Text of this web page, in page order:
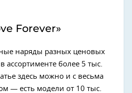
Forever»
наряды разных ценовых
ассортименте более 5 тыс.
здесь можно и с весьма
— есть модели от 10 тыс.